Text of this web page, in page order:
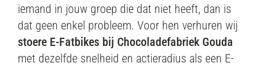
iemand in jouw groep die dat niet heeft, dan is
dat geen enkel probleem. Voor hen verhuren wij
stoere E-Fatbikes bij Chocoladefabriek Gouda
met dezelfde snelheid en actieradius als een E-